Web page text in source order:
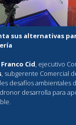
sus alternativas
Franco Cid, ejecutivo
, subgerente Comercial
desafíos ambientales
desarrolla para